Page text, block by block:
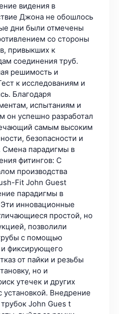
видения в
Джона не обошлось
дни были отмечены
со стороны
привыкших к
соединения труб.
решимость и
к исследованиям и
Благодаря
испытаниям и
он успешно разработал
самым высоким
безопасности и
Смена парадигмы в
фитингов: С
производства
Fit John Guest
парадигмы в
инновационные
простой, но
позволили
с помощью
фиксирующего
от пайки и резьбы
но и
утечек и других
установкой. Внедрение
John Gues t